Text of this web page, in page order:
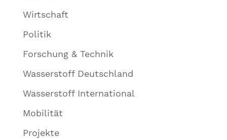
Wirtschaft
Politik
Forschung & Technik
Wasserstoff Deutschland
Wasserstoff International
Mobilität
Projekte